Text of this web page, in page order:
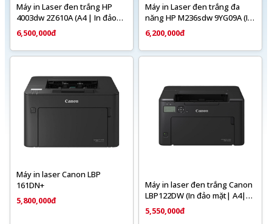
Máy in Laser đen trắng HP
4003dw 2Z610A (A4 | In đảo
mặt | USB | LAN | WIFI)
6,500,000đ
Máy in Laser đen trắng đa
năng HP M236sdw 9YG09A (In
đảo mặt| Scan ADF 1 mặt|
Copy| A4| A5| USB| LAN|
WIFI)
6,200,000đ
Máy in laser Canon LBP
161DN+
5,800,000đ
Máy in laser đen trắng Canon
LBP122DW (In đảo mặt| A4|
A5| USB| LAN| WIFI)
5,550,000đ